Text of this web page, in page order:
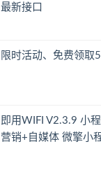
最新接口
限时活动、免费领取
即用WIFI V2.3.9 小
营销+自媒体 微擎小